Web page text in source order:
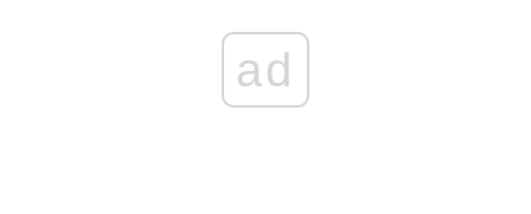
ad